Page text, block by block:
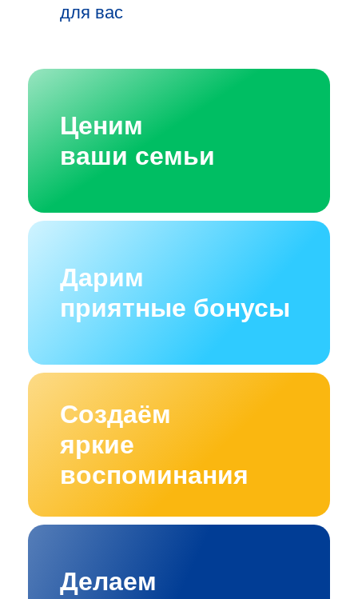
для вас
Дарим
приятные бонусы
Ценим
ваши семьи
Создаём
яркие
воспоминания
Делаем